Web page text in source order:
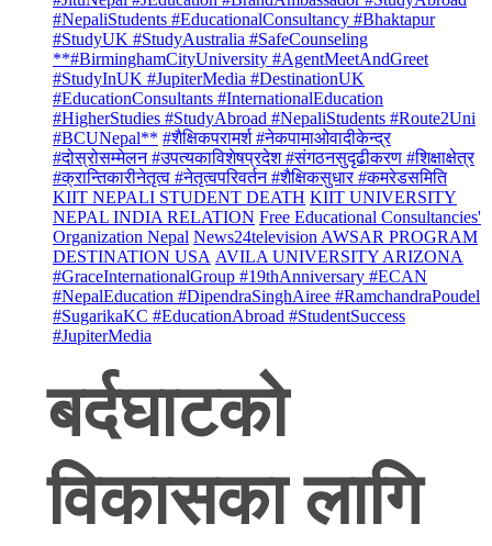
#NepaliStudents #EducationalConsultancy #Bhaktapur
#StudyUK #StudyAustralia #SafeCounseling
**#BirminghamCityUniversity #AgentMeetAndGreet
#StudyInUK #JupiterMedia #DestinationUK
#EducationConsultants #InternationalEducation
#HigherStudies #StudyAbroad #NepaliStudents #Route2Uni
#BCUNepal** #शैक्षिकपरामर्श #नेकपामाओवादीकेन्द्र
#दोस्रोसम्मेलन #उपत्यकाविशेषप्रदेश #संगठनसुदृढीकरण #शिक्षाक्षेत्र
#क्रान्तिकारीनेतृत्व #नेतृत्वपरिवर्तन #शैक्षिकसुधार #कमरेडसमिति
KIIT NEPALI STUDENT DEATH KIIT UNIVERSITY
NEPAL INDIA RELATION Free Educational Consultancies'
Organization Nepal News24television AWSAR PROGRAM
DESTINATION USA AVILA UNIVERSITY ARIZONA
#GraceInternationalGroup #19thAnniversary #ECAN
#NepalEducation #DipendraSinghAiree #RamchandraPoudel
#SugarikaKC #EducationAbroad #StudentSuccess
#JupiterMedia
बर्दघाटको
विकासका लागि